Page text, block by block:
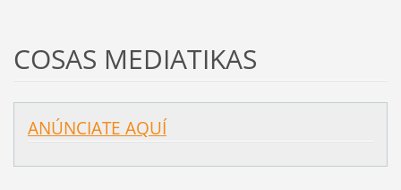
COSAS MEDIATIKAS
ANÚNCIATE AQUÍ